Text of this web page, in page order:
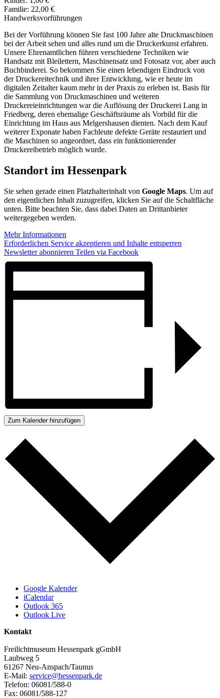
Familie: 22,00 €
Handwerksvorführungen
Bei der Vorführung können Sie fast 100 Jahre alte Druckmaschinen
bei der Arbeit sehen und alles rund um die Druckerkunst erfahren.
Unsere Ehrenamtlichen führen verschiedene Techniken wie
Handsatz mit Bleilettern, Maschinensatz und Fotosatz vor, aber auch
Buchbinderei. So bekommen Sie einen lebendigen Eindruck von
der Druckereitechnik und ihrer Entwicklung, wie er heute im
digitalen Zeitalter kaum mehr in der Praxis zu erleben ist. Basis für
die Sammlung von Druckmaschinen und weiteren
Druckereieinrichtungen war die Auflösung der Druckerei Lang in
Friedberg, deren ehemalige Geschäftsräume als Vorbild für die
Einrichtung im Haus aus Melgershausen dienten. Nach dem Kauf
weiterer Exponate haben Fachleute defekte Geräte restauriert und
die Maschinen so angeordnet, dass ein funktionierender
Druckereibetrieb möglich wurde.
Standort im Hessenpark
Sie sehen gerade einen Platzhalterinhalt von Google Maps. Um auf
den eigentlichen Inhalt zuzugreifen, klicken Sie auf die Schaltfläche
unten. Bitte beachten Sie, dass dabei Daten an Drittanbieter
weitergegeben werden.
Mehr Informationen
Erforderlichen Service akzeptieren und Inhalte entsperren
Newsletter abonnieren Teilen via Facebook
Zum Kalender hinzufügen
Google Kalender
iCalendar
Outlook 365
Outlook Live
Kontakt
Freilichtmuseum Hessenpark gGmbH
Laubweg 5
61267 Neu-Anspach/Taunus
E-Mail: service@hessenpark.de
Telefon: 06081/588-0
Fax: 06081/588-127